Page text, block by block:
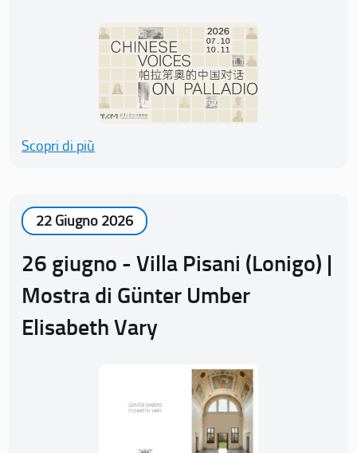
Scopri di più
22 Giugno 2026
26 giugno - Villa Pisani (Lonigo) |
Mostra di Günter Umber
Elisabeth Vary